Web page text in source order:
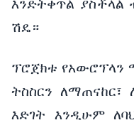
እንድትቀጥል ያስችላል
ሽዴ።
ፕሮጀክቱ የአውሮፕላን
ትስስርን
ለማጠናከር፣
እድገት
እንዲሁም